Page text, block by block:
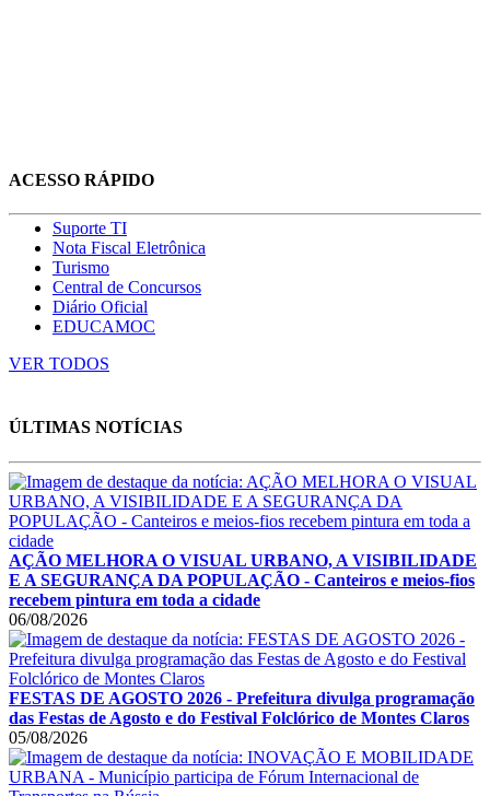
ACESSO RÁPIDO
Suporte TI
Nota Fiscal Eletrônica
Turismo
Central de Concursos
Diário Oficial
EDUCAMOC
VER TODOS
ÚLTIMAS NOTÍCIAS
AÇÃO MELHORA O VISUAL URBANO, A VISIBILIDADE
E A SEGURANÇA DA POPULAÇÃO - Canteiros e meios-fios
recebem pintura em toda a cidade
06/08/2026
FESTAS DE AGOSTO 2026 - Prefeitura divulga programação
das Festas de Agosto e do Festival Folclórico de Montes Claros
05/08/2026